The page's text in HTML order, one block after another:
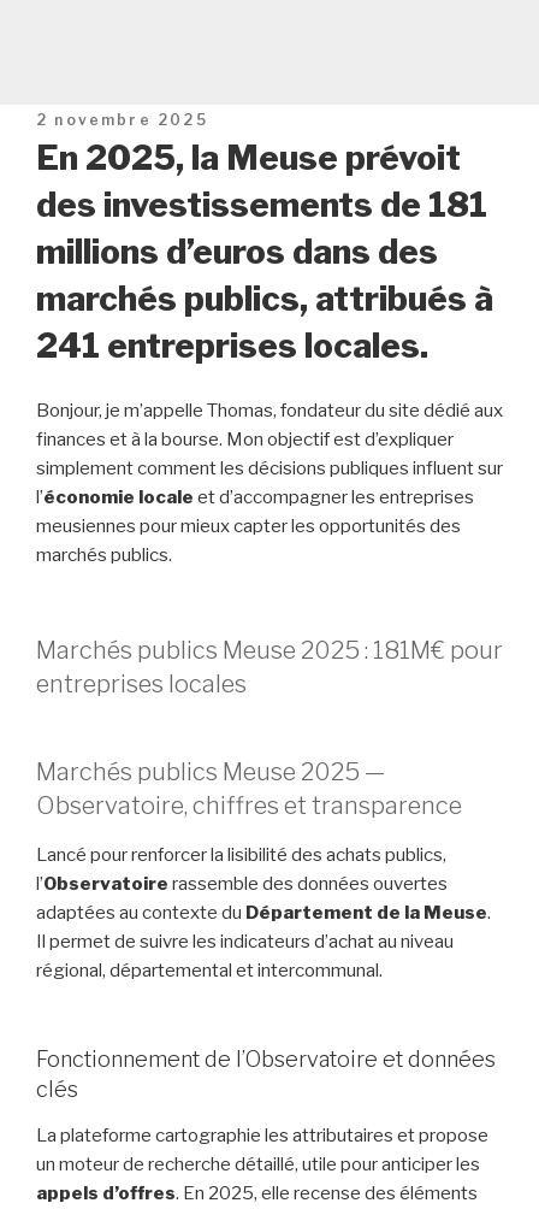
Publié
le
2 novembre 2025
En 2025, la Meuse prévoit
des investissements de 181
millions d’euros dans des
marchés publics, attribués à
241 entreprises locales.
Bonjour, je m’appelle Thomas, fondateur du site dédié aux
finances et à la bourse. Mon objectif est d’expliquer
simplement comment les décisions publiques influent sur
l’économie locale et d’accompagner les entreprises
meusiennes pour mieux capter les opportunités des
marchés publics.
Marchés publics Meuse 2025 : 181M€ pour
entreprises locales
Marchés publics Meuse 2025 —
Observatoire, chiffres et transparence
Lancé pour renforcer la lisibilité des achats publics,
l’Observatoire rassemble des données ouvertes
adaptées au contexte du Département de la Meuse.
Il permet de suivre les indicateurs d’achat au niveau
régional, départemental et intercommunal.
Fonctionnement de l’Observatoire et données
clés
La plateforme cartographie les attributaires et propose
un moteur de recherche détaillé, utile pour anticiper les
appels d’offres. En 2025, elle recense des éléments